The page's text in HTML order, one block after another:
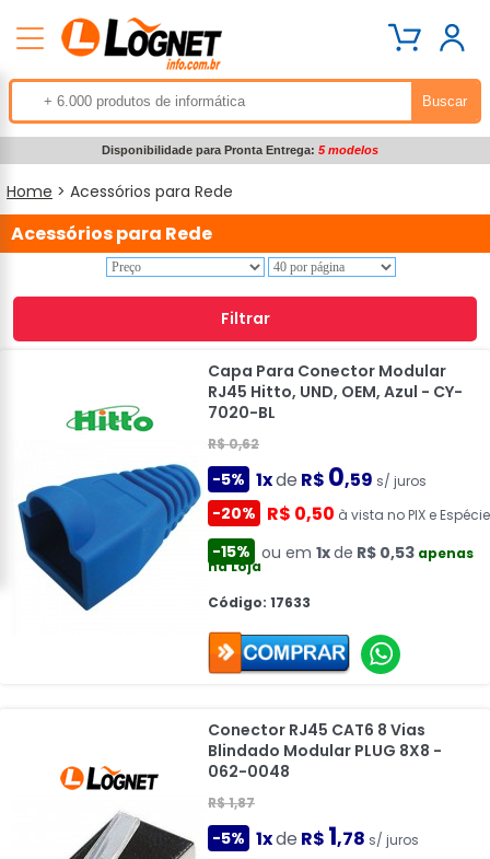
Disponibilidade para Pronta Entrega: 5 modelos
Home > Acessórios para Rede
Acessórios para Rede
Filtrar
Capa Para Conector Modular
RJ45 Hitto, UND, OEM, Azul - CY-
7020-BL
R$ 0,62
-5% 1xde R$ 0,59 s/ juros
-20% R$ 0,50 à vista no PIX e Espécie
-15% ou em 1xde R$ 0,53 apenas
na Loja
Código: 17633
Conector RJ45 CAT6 8 Vias
Blindado Modular PLUG 8X8 -
062-0048
R$ 1,87
-5% 1xde R$ 1,78 s/ juros